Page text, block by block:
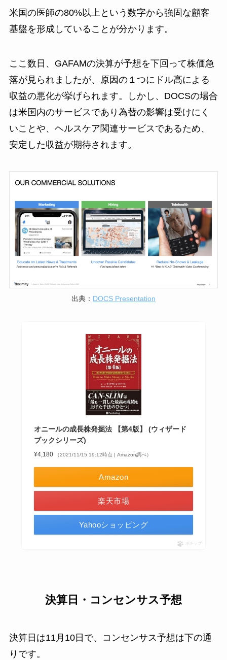
米国の医師の80%以上という数字から強固な顧客
基盤を形成していることが分かります。
ここ数日、GAFAMの決算が予想を下回って株価急
落が見られましたが、原因の１つにドル高による
収益の悪化が挙げられます。しかし、DOCSの場合
は米国内のサービスであり為替の影響は受けにく
いことや、ヘルスケア関連サービスであるため、
安定した収益が期待されます。
出典： DOCS Presentation
オニールの成長株発掘法 【第4版】 (ウィザード
ブックシリーズ)
¥4,180 （2021/11/15 19:12時点 | Amazon調べ）
Amazon
楽天市場
Yahooショッピング
ポチップ
決算日・コンセンサス予想
決算日は11月10日で、コンセンサス予想は下の通
りです。